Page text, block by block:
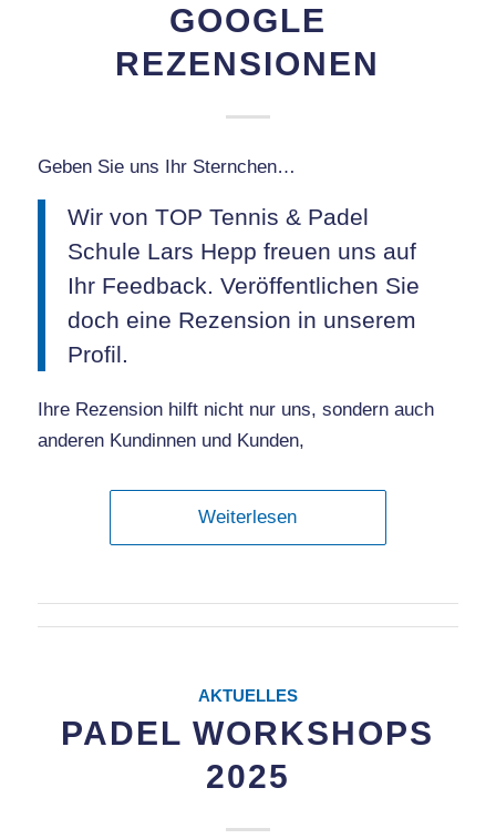
GOOGLE
REZENSIONEN
Geben Sie uns Ihr Sternchen…
Wir von TOP Tennis & Padel
Schule Lars Hepp freuen uns auf
Ihr Feedback. Veröffentlichen Sie
doch eine Rezension in unserem
Profil.
Ihre Rezension hilft nicht nur uns, sondern auch
anderen Kundinnen und Kunden,
Weiterlesen
AKTUELLES
PADEL WORKSHOPS
2025